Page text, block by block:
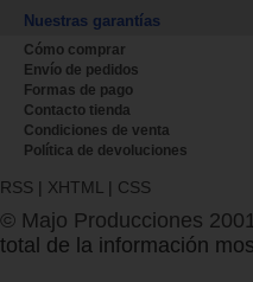
Nuestras garantías
Cómo comprar
Envío de pedidos
Formas de pago
Contacto tienda
Condiciones de venta
Política de devoluciones
RSS | XHTML | CSS
© Majo Producciones
total de la información